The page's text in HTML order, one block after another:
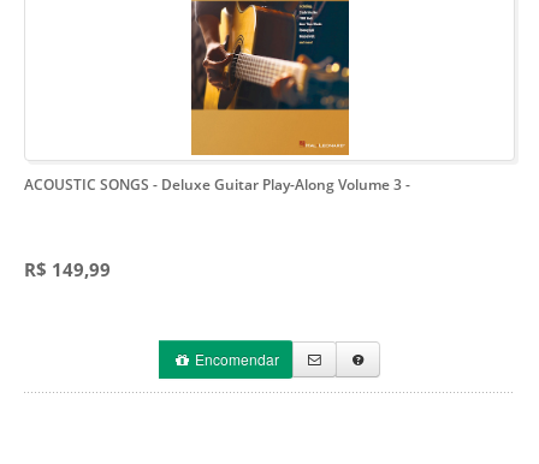
ACOUSTIC SONGS - Deluxe Guitar Play-Along Volume 3-
R$ 149,99
Encomendar